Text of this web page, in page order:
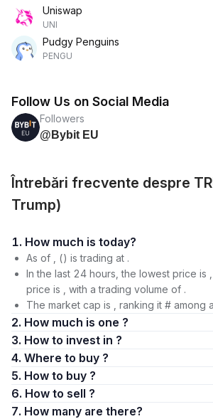
Uniswap
UNI
Pudgy Penguins
PENGU
Follow Us on Social Media
Followers
@Bybit EU
Întrebări frecvente despre
Trump)
1. How much is today?
As of , () is trading at .
In the last 24 hours, the lowest price is
price is , with a trading volume of .
The market cap is , ranking it # among
2. How much is one ?
3. How to invest in ?
4. Where to buy ?
5. How to buy ?
6. How to sell ?
7. How many are there?